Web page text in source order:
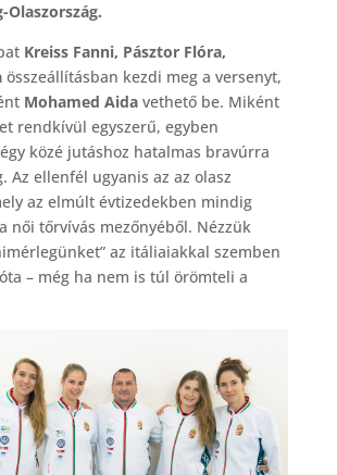
Olaszország.
Kreiss Fanni, Pásztor Flóra,
összeállításban kezdi meg a versenyt,
Mohamed Aidavethető be. Miként
rendkívül egyszerű, egyben
közé jutáshoz hatalmas bravúrra
Az ellenfél ugyanis az az olasz
az elmúlt évtizedekben mindig
női tőrvívás mezőnyéből. Nézzük
az itáliaiakkal szemben
– még ha nem is túl örömteli a